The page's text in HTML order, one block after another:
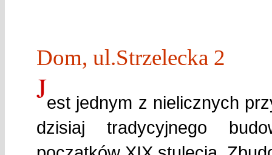
Dom, ul.Strzelecka 2
Jest jednym z nielicznych
dzisiaj tradycyjnego